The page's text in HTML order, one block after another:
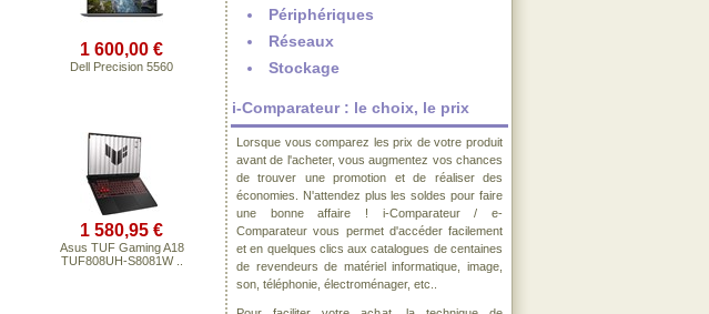
1 600,00 €
Dell Precision 5560
1 580,95 €
Asus TUF Gaming A18
TUF808UH-S8081W ..
Périphériques
Réseaux
Stockage
i-Comparateur : le choix, le prix
Lorsque vous comparez les prix de votre produit
avant de l'acheter, vous augmentez vos chances
de trouver une promotion et de réaliser des
économies. N'attendez plus les soldes pour faire
une bonne affaire ! i-Comparateur / e-
Comparateur vous permet d'accéder facilement
et en quelques clics aux catalogues de centaines
de revendeurs de matériel informatique, image,
son, téléphonie, électroménager, etc..